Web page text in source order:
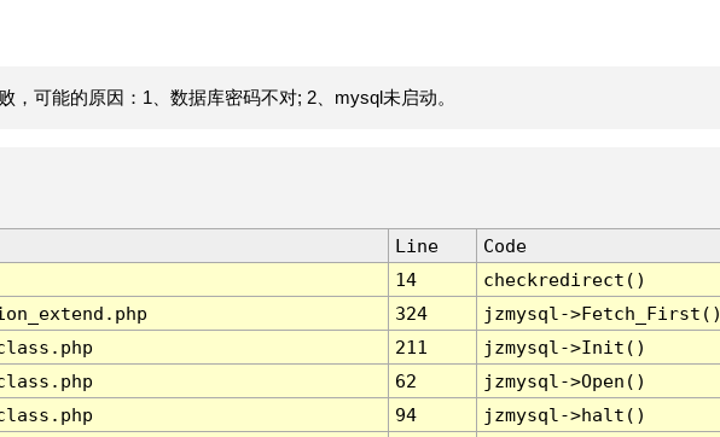
，可能的原因：1、数据库密码不对; 2、mysql未启动。
Line
Code
14
checkredirect()
324
jzmysql-
211
jzmysql->Init()
62
jzmysql->Open()
94
jzmysql->halt()